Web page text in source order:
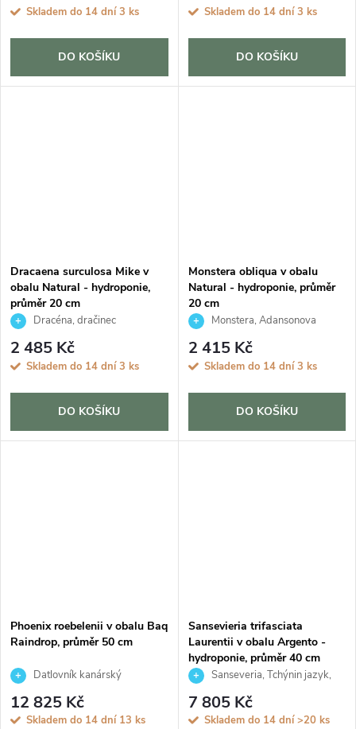
Skladem do 14 dní3 ks
DO KOŠÍKU
Skladem do 14 dní3 ks
DO KOŠÍKU
Dracaena surculosa Mike v
obalu Natural - hydroponie,
průměr 20 cm
Dracéna, dračinec
šlahounovitý
2 485 Kč
Skladem do 14 dní3 ks
DO KOŠÍKU
Monstera obliqua v obalu
Natural - hydroponie, průměr
20 cm
Monstera, Adansonova
monstera, Švýcarský sýr
2 415 Kč
Skladem do 14 dní3 ks
DO KOŠÍKU
Phoenix roebelenii v obalu Baq
Raindrop, průměr 50 cm
Datlovník kanárský
12 825 Kč
Skladem do 14 dní 13 ks
Sansevieria trifasciata
Laurentii v obalu Argento -
hydroponie, průměr 40 cm
Sanseveria, Tchýnin jazyk,
Tenura
7 805 Kč
Skladem do 14 dní>20 ks